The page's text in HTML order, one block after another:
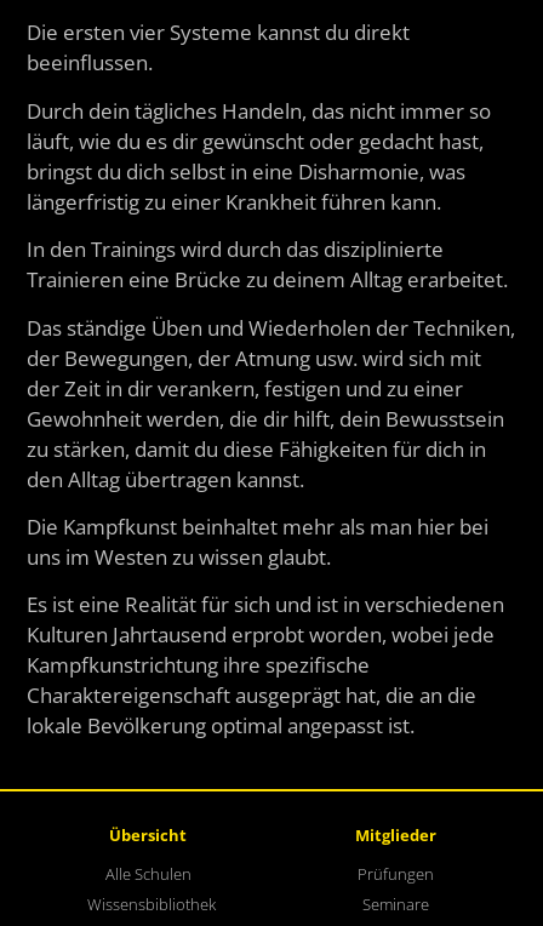
Die ersten vier Systeme kannst du direkt
beeinflussen.
Durch dein tägliches Handeln, das nicht immer so
läuft, wie du es dir gewünscht oder gedacht hast,
bringst du dich selbst in eine Disharmonie, was
längerfristig zu einer Krankheit führen kann.
In den Trainings wird durch das disziplinierte
Trainieren eine Brücke zu deinem Alltag erarbeitet.
Das ständige Üben und Wiederholen der Techniken,
der Bewegungen, der Atmung usw. wird sich mit
der Zeit in dir verankern, festigen und zu einer
Gewohnheit werden, die dir hilft, dein Bewusstsein
zu stärken, damit du diese Fähigkeiten für dich in
den Alltag übertragen kannst.
Die Kampfkunst beinhaltet mehr als man hier bei
uns im Westen zu wissen glaubt.
Es ist eine Realität für sich und ist in verschiedenen
Kulturen Jahrtausend erprobt worden, wobei jede
Kampfkunstrichtung ihre spezifische
Charaktereigenschaft ausgeprägt hat, die an die
lokale Bevölkerung optimal angepasst ist.
Übersicht
Alle Schulen
Wissensbibliothek
Mitglieder
Prüfungen
Seminare